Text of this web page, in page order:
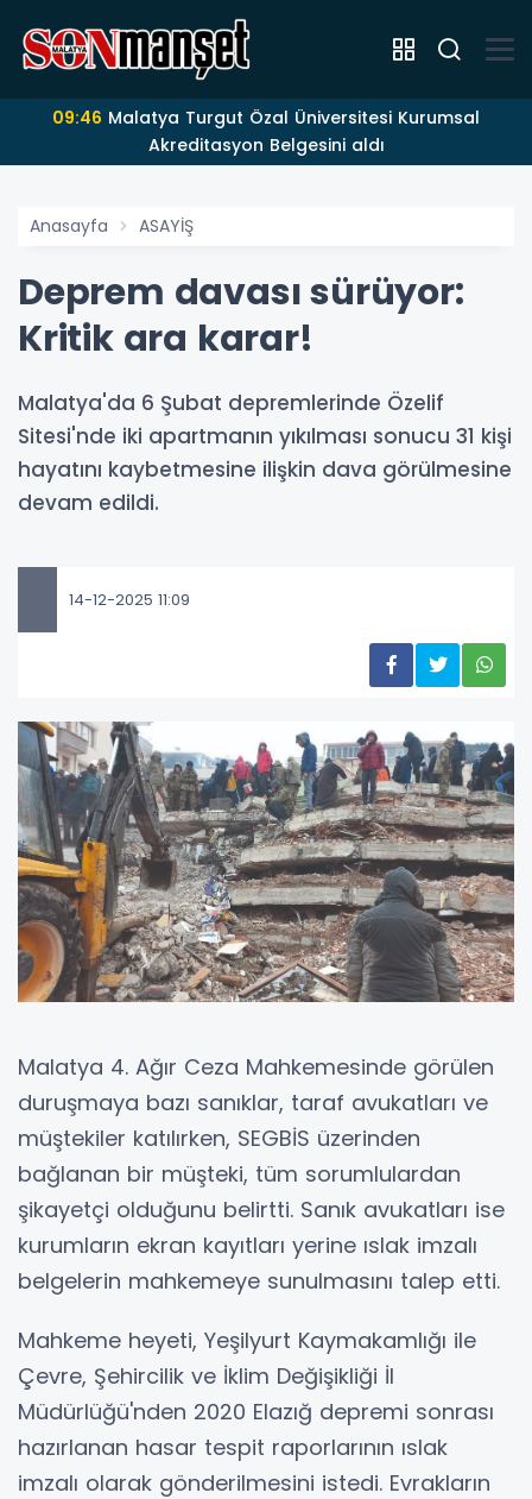
09:46
Akreditasyon Belgesini aldı
Anasayfa ASAYİŞ
Deprem davası sürüyor:
Kritik ara karar!
Malatya'da 6 Şubat depremlerinde Özelif
Sitesi'nde iki apartmanın yıkılması sonucu 31 kişi
hayatını kaybetmesine ilişkin dava görülmesine
devam edildi.
14-12-2025 11:09
Malatya 4. Ağır Ceza Mahkemesinde görülen
duruşmaya bazı sanıklar, taraf avukatları ve
müştekiler katılırken, SEGBİS üzerinden
bağlanan bir müşteki, tüm sorumlulardan
şikayetçi olduğunu belirtti. Sanık avukatları ise
kurumların ekran kayıtları yerine ıslak imzalı
belgelerin mahkemeye sunulmasını talep etti.
Mahkeme heyeti, Yeşilyurt Kaymakamlığı ile
Çevre, Şehircilik ve İklim Değişikliği İl
Müdürlüğü'nden 2020 Elazığ depremi sonrası
hazırlanan hasar tespit raporlarının ıslak
imzalı olarak gönderilmesini istedi. Evrakların